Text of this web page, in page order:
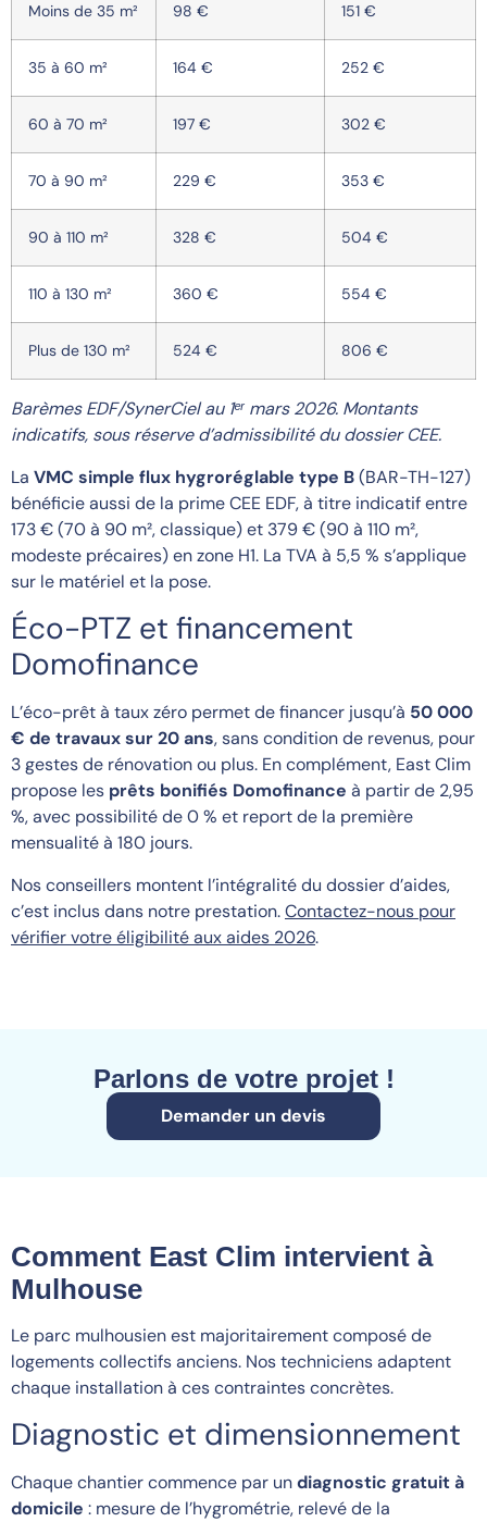
Moins de 35 m² 98 € 151 €
35 à 60 m² 164 € 252 €
60 à 70 m² 197 € 302 €
70 à 90 m² 229 € 353 €
90 à 110 m² 328 € 504 €
110 à 130 m² 360 € 554 €
Plus de 130 m² 524 € 806 €
Barèmes EDF/SynerCiel au 1ᵉʳ mars 2026. Montants
indicatifs, sous réserve d’admissibilité du dossier CEE.
La VMC simple flux hygroréglable type B(BAR-TH-127)
bénéficie aussi de la prime CEE EDF, à titre indicatif entre
173 € (70 à 90 m², classique) et 379 € (90 à 110 m²,
modeste précaires) en zone H1. La TVA à 5,5 % s’applique
sur le matériel et la pose.
Éco-PTZ et financement
Domofinance
L’éco-prêt à taux zéro permet de financer jusqu’à 50 000
€ de travaux sur 20 ans, sans condition de revenus, pour
3 gestes de rénovation ou plus. En complément, East Clim
propose les prêts bonifiés Domofinance à partir de 2,95
%, avec possibilité de 0 % et report de la première
mensualité à 180 jours.
Nos conseillers montent l’intégralité du dossier d’aides,
c’est inclus dans notre prestation.Contactez-nous pour
vérifier votre éligibilité aux aides 2026.
Parlons de votre projet !
Demander un devis
Comment East Clim intervient à
Mulhouse
Le parc mulhousien est majoritairement composé de
logements collectifs anciens. Nos techniciens adaptent
chaque installation à ces contraintes concrètes.
Diagnostic et dimensionnement
Chaque chantier commence par undiagnostic gratuit à
domicile : mesure de l’hygrométrie, relevé de la